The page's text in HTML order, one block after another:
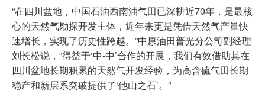
“在四川盆地，中国石油西南油气田已深耕近70年，是最核
心的天然气勘探开发主体，近年来更是凭借天然气产量快
速增长，实现了历史性跨越。”中原油田普光分公司副经理
刘长松说，“得益于‘中-中’合作的开展，我们有效借助其在
四川盆地长期积累的天然气开发经验，为高含硫气田长期
稳产和新层系突破提供了‘他山之石’。”